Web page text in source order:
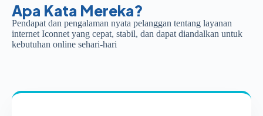
Apa Kata Mereka?
Pendapat dan pengalaman nyata pelanggan tentang layanan
internet Iconnet yang cepat, stabil, dan dapat diandalkan untuk
kebutuhan online sehari-hari